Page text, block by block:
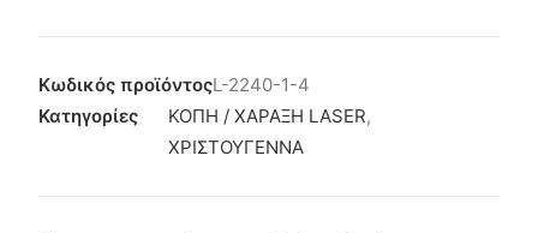
Κωδικός προϊόντοςL-2240-1-4
Κατηγορίες
ΚΟΠΗ / ΧΑΡΑΞΗ LASER,
ΧΡΙΣΤΟΥΓΕΝΝΑ